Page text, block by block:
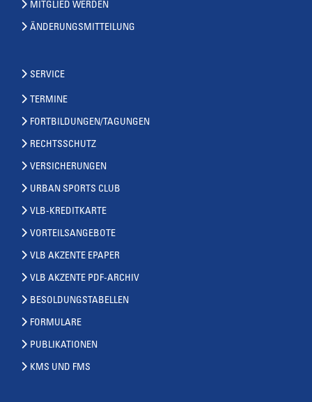
MITGLIED WERDEN
ÄNDERUNGSMITTEILUNG
SERVICE
TERMINE
FORTBILDUNGEN/TAGUNGEN
RECHTSSCHUTZ
VERSICHERUNGEN
URBAN SPORTS CLUB
VLB-KREDITKARTE
VORTEILSANGEBOTE
VLB AKZENTE EPAPER
VLB AKZENTE PDF-ARCHIV
BESOLDUNGSTABELLEN
FORMULARE
PUBLIKATIONEN
KMS UND FMS